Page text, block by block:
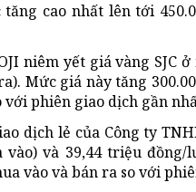
cao nhất lên tới
niêm yết giá vàng SJC
Mức giá này tăng
với phiên giao dịch gần
dịch lẻ của Công ty
và 39,44 triệu
vào và bán ra so với